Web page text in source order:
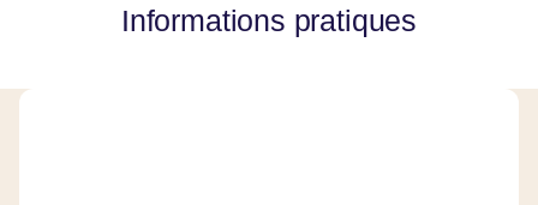
Informations pratiques